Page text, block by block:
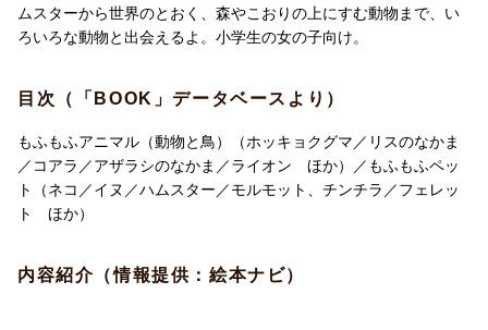
ムスターから世界のとおく、森やこおりの上にすむ動物まで、い
ろいろな動物と出会えるよ。小学生の女の子向け。
目次（「BOOK」データベースより）
もふもふアニマル（動物と鳥）（ホッキョクグマ／リスのなかま
／コアラ／アザラシのなかま／ライオン ほか）／もふもふペッ
ト（ネコ／イヌ／ハムスター／モルモット、チンチラ／フェレッ
ト ほか）
内容紹介（情報提供：絵本ナビ）